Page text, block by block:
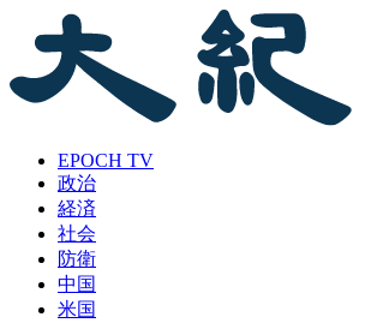
EPOCH TV
政治
経済
社会
防衛
中国
米国